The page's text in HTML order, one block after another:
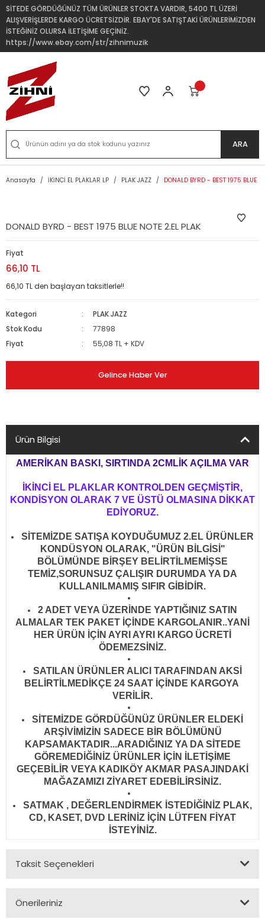
SİTEDE GÖRDÜĞÜNÜZ TÜM ÜRÜNLER STOKTA VARDIR, 5400 TL ÜZERİ
ALIŞVERİŞLERDE KARGO ÜCRETSİZDİR. EBAY'DE SATIŞTAKİ ÜRÜNLERİMİZDEN
İSTEĞİNİZ OLURSA İLETİŞİME GEÇİNİZ.
https://www.ebay.com/str/zihnimuzik
ARA
Anasayfa İKİNCİ EL PLAKLAR LP PLAK JAZZ DONALD BYRD - BEST 1975 BLUE
DONALD BYRD - BEST 1975 BLUE NOTE 2.EL PLAK
Fiyat
66,10 TL
66,10 TL den başlayan taksitlerle!!
Kategori
PLAK JAZZ
Stok Kodu
77898
Fiyat
55,08 TL + KDV
Gelince Haber Ver
Ürün Bilgisi
AMERİKAN BASKI, SIRTINDA 2CMLİK AÇILMA VAR
İKİNCİ EL PLAKLAR KONTROLDEN GEÇMİŞTİR,
KONDİSYON OLARAK 7 VE ÜSTÜ OLMASINA DİKKAT
EDİYORUZ.
SİTEMİZDE SATIŞA KOYDUĞUMUZ 2.EL ÜRÜNLER
KONDÜSYON OLARAK, "ÜRÜN BİLGİSİ"
BÖLÜMÜNDE BİRŞEY BELİRTİLMEMİŞSE
TEMİZ,SORUNSUZ ÇALIŞIR DURUMDA YA DA
KULLANILMAMIŞ SIFIR GİBİDİR.
2 ADET VEYA ÜZERİNDE YAPTIĞINIZ SATIN
ALMALAR TEK PAKET İÇİNDE KARGOLANIR..YANİ
HER ÜRÜN İÇİN AYRI AYRI KARGO ÜCRETİ
ÖDEMEZSİNİZ.
SATILAN ÜRÜNLER ALICI TARAFINDAN AKSİ
BELİRTİLMEDİKÇE 24 SAAT İÇİNDE KARGOYA
VERİLİR.
SİTEMİZDE GÖRDÜĞÜNÜZ ÜRÜNLER ELDEKİ
ARŞİVİMİZİN SADECE BİR BÖLÜMÜNÜ
KAPSAMAKTADIR...ARADIĞINIZ YA DA SİTEDE
GÖREMEDİĞİNİZ ÜRÜNLER İÇİN İLETİŞİME
GEÇEBİLİR VEYA KADIKÖY AKMAR PASAJINDAKİ
MAĞAZAMIZI ZİYARET EDEBİLİRSİNİZ.
SATMAK , DEĞERLENDİRMEK İSTEDİĞİNİZ PLAK,
CD, KASET, DVD LERİNİZ İÇİN LÜTFEN FİYAT
İSTEYİNİZ.
Taksit Seçenekleri
Önerileriniz